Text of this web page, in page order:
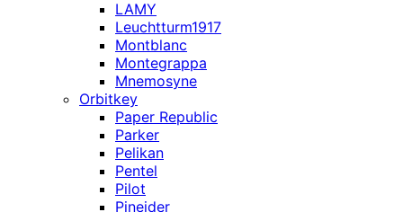
LAMY
Leuchtturm1917
Montblanc
Montegrappa
Mnemosyne
Orbitkey
Paper Republic
Parker
Pelikan
Pentel
Pilot
Pineider